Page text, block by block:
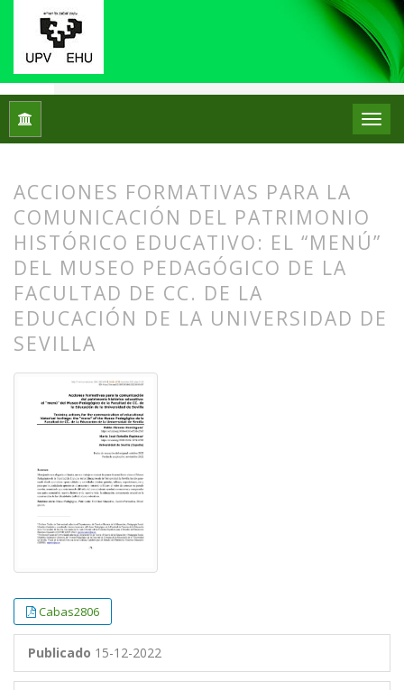
Inicio Núm. 28 (2022): Número Monográfico:
ACCIONES FORMATIVAS PARA LA
COMUNICACIÓN DEL PATRIMONIO
HISTÓRICO EDUCATIVO: EL “MENÚ”
DEL MUSEO PEDAGÓGICO DE LA
FACULTAD DE CC. DE LA
EDUCACIÓN DE LA UNIVERSIDAD DE
SEVILLA
Cabas2806
Publicado 15-12-2022